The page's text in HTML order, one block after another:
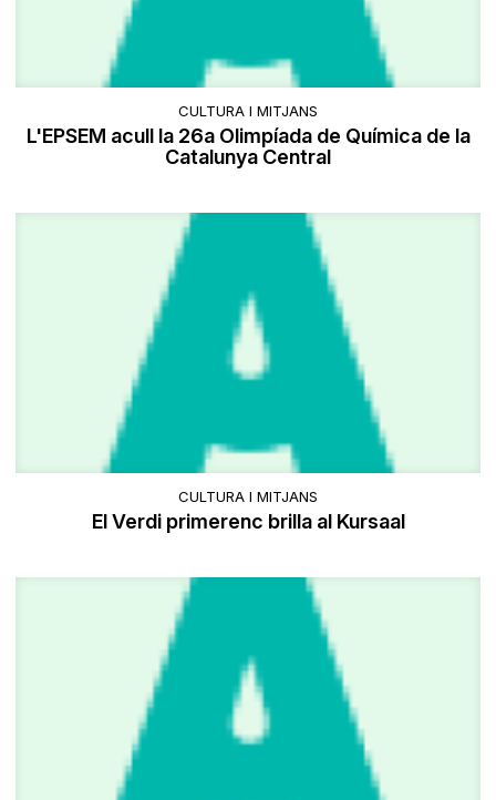
CULTURA I MITJANS
L'EPSEM acull la 26a Olimpíada de Química de la
Catalunya Central
CULTURA I MITJANS
El Verdi primerenc brilla al Kursaal